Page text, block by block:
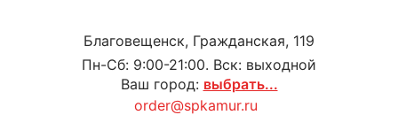
Благовещенск, Гражданская, 119
Пн-Сб: 9:00-21:00. Вск: выходной
Ваш город: выбрать...
order@spkamur.ru